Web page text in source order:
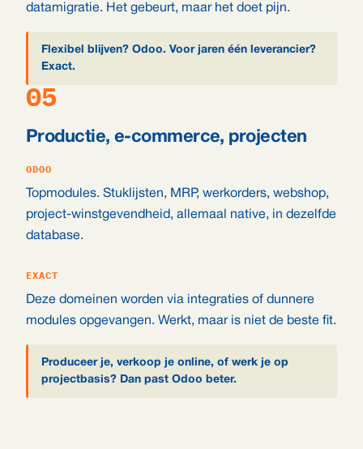
datamigratie. Het gebeurt, maar het doet pijn.
Flexibel blijven? Odoo. Voor jaren één leverancier?
Exact.
05
Productie, e-commerce, projecten
ODOO
Topmodules. Stuklijsten, MRP, werkorders, webshop,
project-winstgevendheid, allemaal native, in dezelfde
database.
EXACT
Deze domeinen worden via integraties of dunnere
modules opgevangen. Werkt, maar is niet de beste fit.
Produceer je, verkoop je online, of werk je op
projectbasis? Dan past Odoo beter.